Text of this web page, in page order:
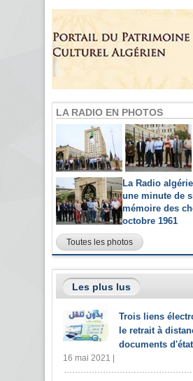
LA RADIO EN PHOTOS
La Radio
une minute de
mémoire des
octobre 1961
Toutes les photos
Les plus lus
Trois liens
le retrait à
documents
16 mai 2021 |